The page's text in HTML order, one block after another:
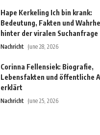
Hape Kerkeling Ich bin krank:
Bedeutung, Fakten und
hinter der viralen Suchanfrage
Nachricht June 28, 2026
Corinna Fellensiek: Biografie,
Lebensfakten und öffentliche
erklärt
Nachricht June 25, 2026